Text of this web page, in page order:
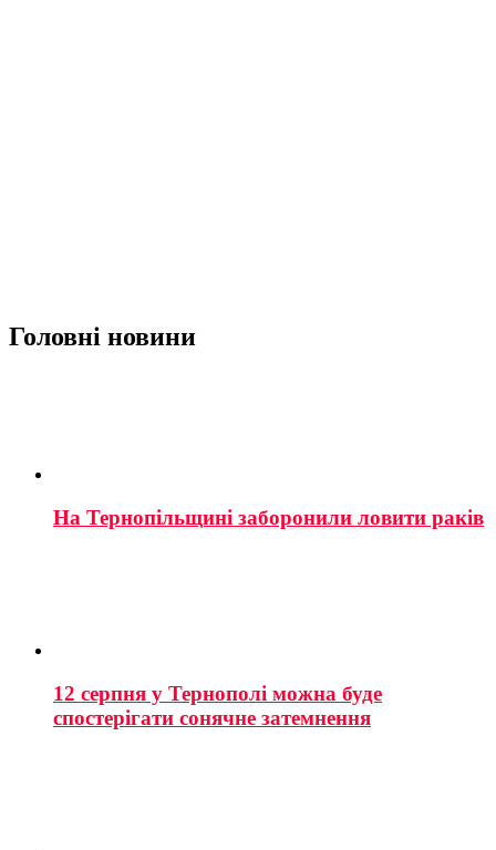
Головні новини
На Тернопільщині заборонили ловити раків
12 серпня у Тернополі можна буде
спостерігати сонячне затемнення